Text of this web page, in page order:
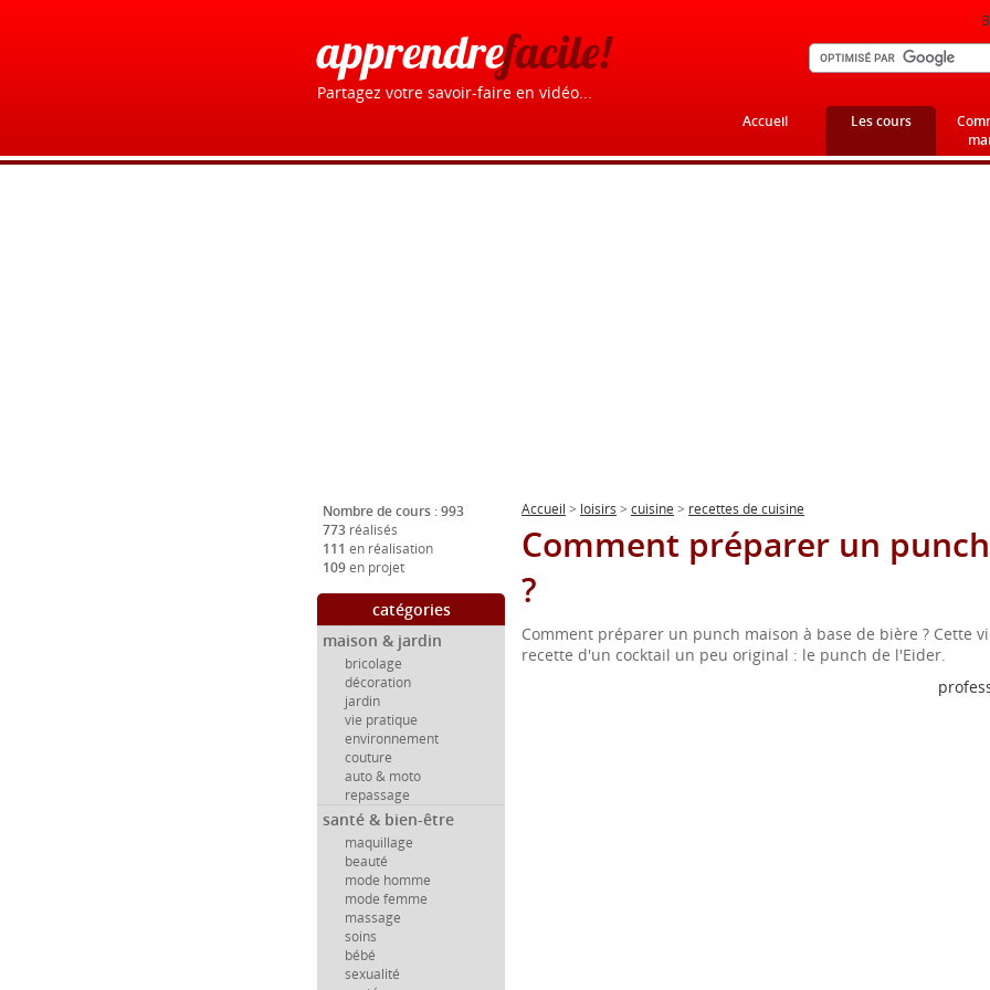
apprendrefacile!
Partagez votre savoir-faire en vidéo...
Accueil Les cours
Nombre de cours : 993
773 réalisés
111 en réalisation
109en projet
catégories
maison & jardin
bricolage
décoration
jardin
vie pratique
environnement
couture
auto & moto
repassage
santé & bien-être
maquillage
beauté
mode homme
mode femme
massage
soins
bébé
sexualité
Accueil > loisirs > cuisine > recettes de cuisine
Comment préparer un
?
Comment préparer un punch maison à base de bière ? Cette
recette d'un cocktail un peu original : le punch de l'Eider.